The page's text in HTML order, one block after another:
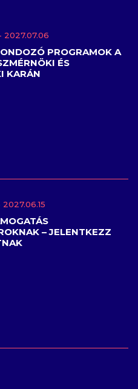
2027.07.06
PROGRAMOK A
ÉS
KARÁN
2027.06.15
– JELENTKEZZ